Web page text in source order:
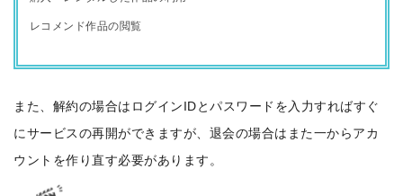
レコメンド作品の閲覧
また、解約の場合はログインIDとパスワードを入力すればすぐ
にサービスの再開ができますが、退会の場合はまた一からアカ
ウントを作り直す必要があります。